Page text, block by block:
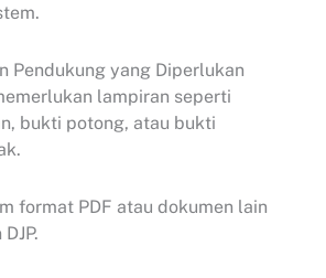
Pendukung yang Diperlukan
lampiran seperti
bukti potong, atau bukti
format PDF atau dokumen lain